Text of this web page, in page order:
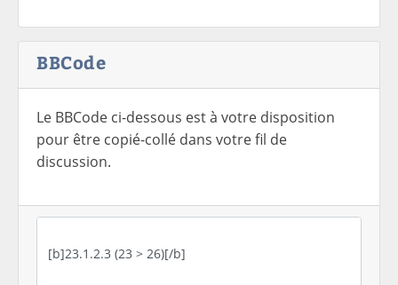
BBCode
Le BBCode ci-dessous est à votre disposition
pour être copié-collé dans votre fil de
discussion.